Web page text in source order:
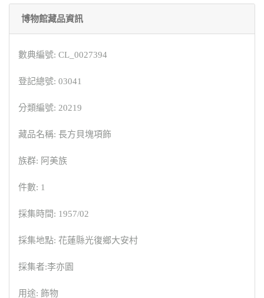
博物館藏品資訊
數典編號: CL_0027394
登記總號: 03041
分類編號: 20219
藏品名稱: 長方貝塊項飾
族群: 阿美族
件數: 1
採集時間: 1957/02
採集地點: 花蓮縣光復鄉大安村
採集者:李亦園
用途: 飾物